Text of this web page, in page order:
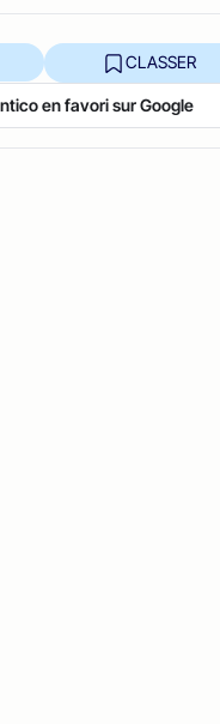
CLASSER
en favori sur Google